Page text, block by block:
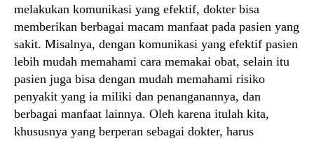
melakukan komunikasi yang efektif, dokter bisa
memberikan berbagai macam manfaat pada pasien yang
sakit. Misalnya, dengan komunikasi yang efektif pasien
lebih mudah memahami cara memakai obat, selain itu
pasien juga bisa dengan mudah memahami risiko
penyakit yang ia miliki dan penanganannya, dan
berbagai manfaat lainnya. Oleh karena itulah kita,
khususnya yang berperan sebagai dokter, harus